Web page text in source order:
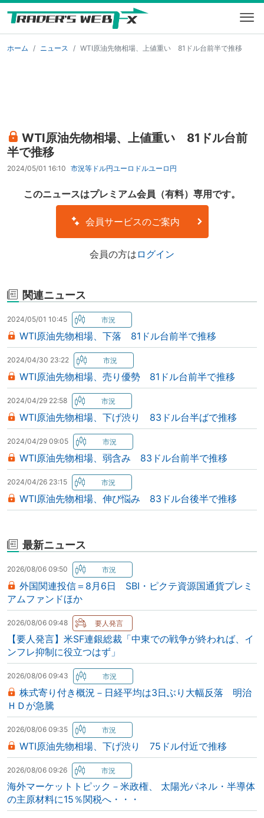
ホーム ニュース WTI原油先物相場、上値重い 81ドル台前半で推移
WTI原油先物相場、上値重い 81ドル台前
半で推移
2024/05/01 16:10 市況等 ドル円ユーロドルユーロ円
このニュースはプレミアム会員（有料）専用です。
会員サービスのご案内
会員の方は ログイン
関連ニュース
2024/05/01 10:45
WTI原油先物相場、下落 81ドル台前半で推移
2024/04/30 23:22
WTI原油先物相場、売り優勢 81ドル台前半で推移
2024/04/29 22:58
WTI原油先物相場、下げ渋り 83ドル台半ばで推移
2024/04/29 09:05
WTI原油先物相場、弱含み 83ドル台前半で推移
2024/04/26 23:15
WTI原油先物相場、伸び悩み 83ドル台後半で推移
最新ニュース
2026/08/06 09:50
外国関連投信＝8月6日 SBI・ピクテ資源国通貨プレミ
アムファンドほか
2026/08/06 09:48
【要人発言】米SF連銀総裁「中東での戦争が終われば、イ
ンフレ抑制に役立つはず」
2026/08/06 09:43
株式寄り付き概況－日経平均は3日ぶり大幅反落 明治
ＨＤが急騰
2026/08/06 09:35
WTI原油先物相場、下げ渋り 75ドル付近で推移
2026/08/06 09:26
海外マーケットトピック－米政権、 太陽光パネル・半導体
の主原材料に15％関税へ・・・